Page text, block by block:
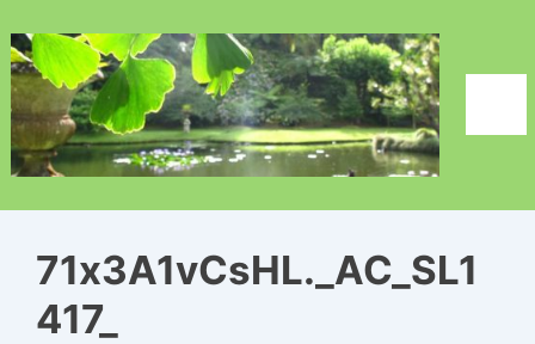
Zum
Inhalt
71x3A1vCsHL._AC_SL1
417_